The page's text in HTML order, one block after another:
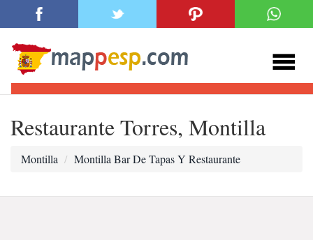
Restaurante Torres, Montilla
Montilla Montilla Bar De Tapas Y Restaurante